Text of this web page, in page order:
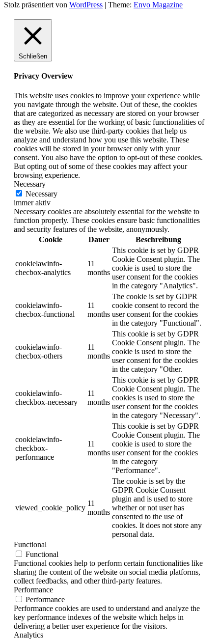
Stolz präsentiert von WordPress | Theme: Envo Magazine
Schließen
Privacy Overview
This website uses cookies to improve your experience while
you navigate through the website. Out of these, the cookies
that are categorized as necessary are stored on your browser
as they are essential for the working of basic functionalities of
the website. We also use third-party cookies that help us
analyze and understand how you use this website. These
cookies will be stored in your browser only with your
consent. You also have the option to opt-out of these cookies.
But opting out of some of these cookies may affect your
browsing experience.
Necessary
Necessary
immer aktiv
Necessary cookies are absolutely essential for the website to
function properly. These cookies ensure basic functionalities
and security features of the website, anonymously.
Cookie
Dauer Beschreibung
cookielawinfo-
checbox-analytics
11
months
This cookie is set by GDPR
Cookie Consent plugin. The
cookie is used to store the
user consent for the cookies
in the category "Analytics".
cookielawinfo-
checbox-functional
11
months
The cookie is set by GDPR
cookie consent to record the
user consent for the cookies
in the category "Functional".
cookielawinfo-
checbox-others
11
months
This cookie is set by GDPR
Cookie Consent plugin. The
cookie is used to store the
user consent for the cookies
in the category "Other.
cookielawinfo-
checkbox-necessary
11
months
This cookie is set by GDPR
Cookie Consent plugin. The
cookies is used to store the
user consent for the cookies
in the category "Necessary".
cookielawinfo-
checkbox-
performance
11
months
This cookie is set by GDPR
Cookie Consent plugin. The
cookie is used to store the
user consent for the cookies
in the category
"Performance".
viewed_cookie_policy
11
months
The cookie is set by the
GDPR Cookie Consent
plugin and is used to store
whether or not user has
consented to the use of
cookies. It does not store any
personal data.
Functional
Functional
Functional cookies help to perform certain functionalities like
sharing the content of the website on social media platforms,
collect feedbacks, and other third-party features.
Performance
Performance
Performance cookies are used to understand and analyze the
key performance indexes of the website which helps in
delivering a better user experience for the visitors.
Analytics